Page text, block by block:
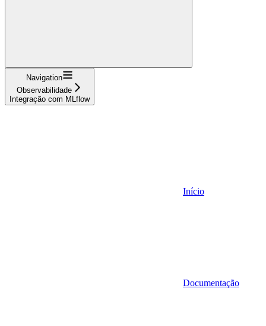
Navigation
Observabilidade
Integração com MLflow
Início
Documentação